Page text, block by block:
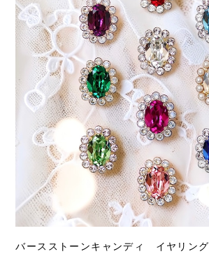
バースストーンキャンディ イヤリング